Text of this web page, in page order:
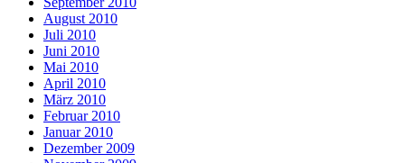
August 2010
Juli 2010
Juni 2010
Mai 2010
April 2010
März 2010
Februar 2010
Januar 2010
Dezember 2009